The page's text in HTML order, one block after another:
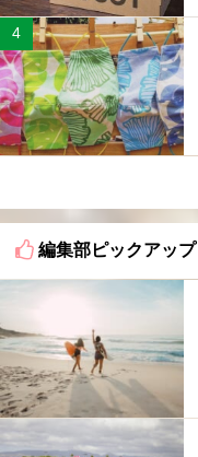
編集部ピックアップ